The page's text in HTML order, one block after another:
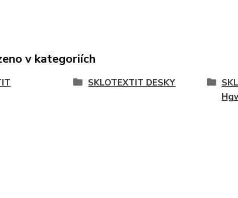
v kategoriích
SKLOTEXTIT DESKY